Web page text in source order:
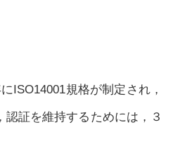
ISO14001規格が制定され，
証を維持するためには，３